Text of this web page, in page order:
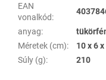
EAN
vonalkód:
anyag:
Méretek (cm):
10 x 6
Súly (g): 210